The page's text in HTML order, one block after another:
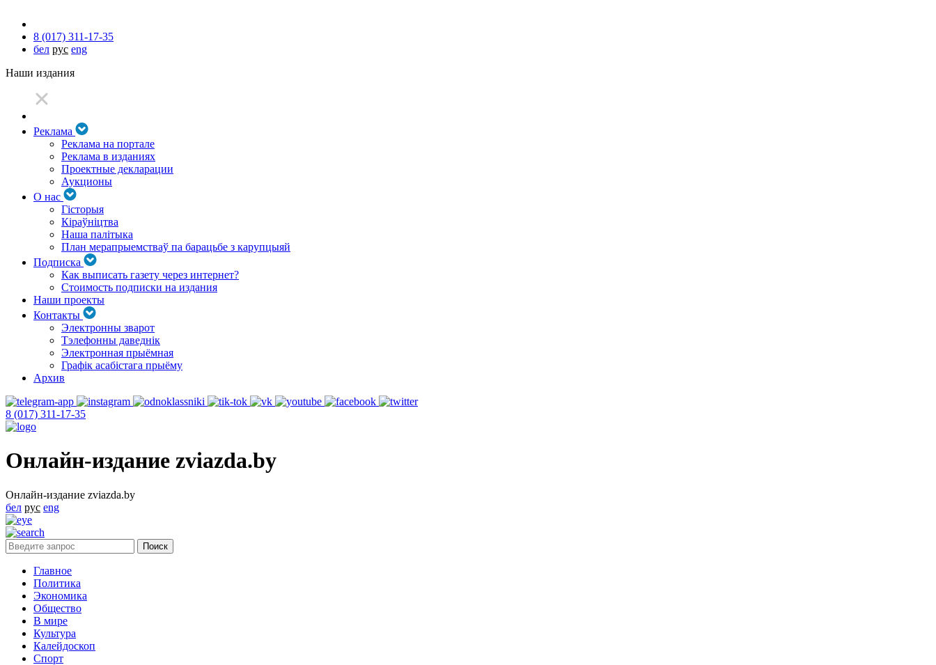
8 (017) 311-17-35
бел рус eng
Наши издания
Реклама
Реклама на портале
Реклама в изданиях
Проектные декларации
Аукционы
О нас
Гісторыя
Кіраўніцтва
Наша палітыка
План мерапрыемстваў па барацьбе з карупцыяй
Подписка
Как выписать газету через интернет?
Стоимость подписки на издания
Наши проекты
Контакты
Электронны зварот
Тэлефонны даведнік
Электронная прыёмная
Графік асабістага прыёму
Архив
8 (017) 311-17-35
Онлайн-издание zviazda.by
Онлайн-издание zviazda.by
бел рус eng
Главное
Политика
Экономика
Общество
В мире
Культура
Калейдоскоп
Спорт